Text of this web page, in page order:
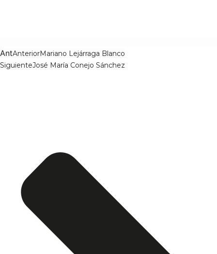
AntAnteriorMariano Lejárraga Blanco
SiguienteJosé María Conejo Sánchez